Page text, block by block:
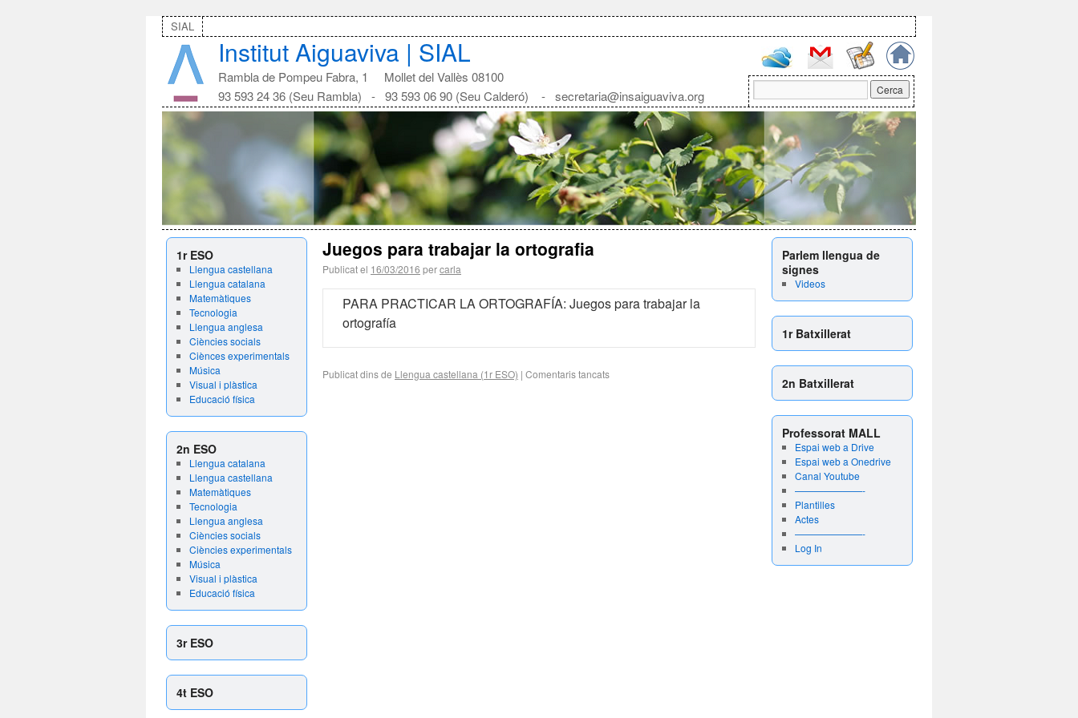
SIAL
Institut Aiguaviva | SIAL
Rambla de Pompeu Fabra, 1 Mollet del Vallès 08100
93 593 24 36 (Seu Rambla) - 93 593 06 90 (Seu Calderó) - secretaria@insaiguaviva.org
1r ESO
Llengua castellana
Llengua catalana
Matemàtiques
Tecnologia
Llengua anglesa
Ciències socials
Ciènces experimentals
Música
Visual i plàstica
Educació física
2n ESO
Llengua catalana
Llengua castellana
Matemàtiques
Tecnologia
Llengua anglesa
Ciències socials
Ciències experimentals
Música
Visual i plàstica
Educació física
3r ESO
4t ESO
Parlem llengua de
signes
Videos
1r Batxillerat
2n Batxillerat
Professorat MALL
Espai web a Drive
Espai web a Onedrive
Canal Youtube
———————-
Plantilles
Actes
———————-
Log In
Juegos para trabajar la ortografia
Publicat el 16/03/2016 percarla
PARA PRACTICAR LA ORTOGRAFÍA: Juegos para trabajar la
ortografía
Publicat dins de Llengua castellana (1r ESO) | Comentaris tancats